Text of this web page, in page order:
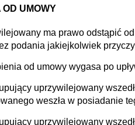
UMOWY
ma prawo odstąpić
podania jakiejkolwiek
od umowy wygasa po
uprzywilejowany
weszła w posiadanie
uprzywilejowany